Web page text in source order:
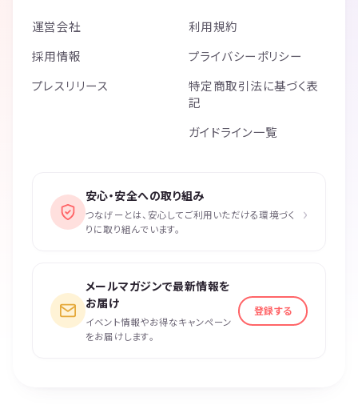
運営会社
採用情報
プレスリリース
利用規約
プライバシーポリシー
特定商取引法に基づく表
記
ガイドライン一覧
安心・安全への取り組み
つなげーとは、安心してご利用いただける環境づく
りに取り組んでいます。
›
メールマガジンで最新情報を
お届け
イベント情報やお得なキャンペーン
をお届けします。
登録する